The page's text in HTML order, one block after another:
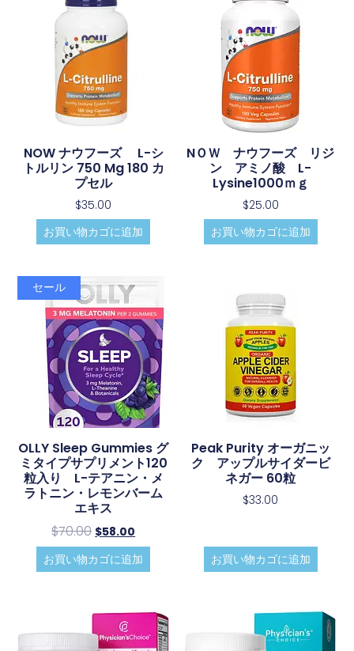
NOW ナウフーズ L-シ
トルリン 750 Mg 180 カ
プセル
$35.00
お買い物カゴに追加
NＯＷ ナウフーズ リジ
ン アミノ酸 L-
Lysine1000ｍｇ
$25.00
お買い物カゴに追加
セール
OLLY Sleep Gummies グ
ミタイプサプリメント120
粒入り L-テアニン・メ
ラトニン・レモンバーム
エキス
$70.00 $58.00
お買い物カゴに追加
Peak Purity オーガニッ
ク アップルサイダービ
ネガー 60粒
$33.00
お買い物カゴに追加